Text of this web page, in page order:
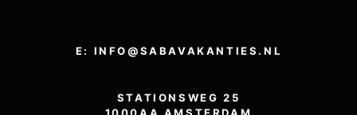
E: INFO@SABAVAKANTIES.NL
STATIONSWEG 25
1000AA AMSTERDAM